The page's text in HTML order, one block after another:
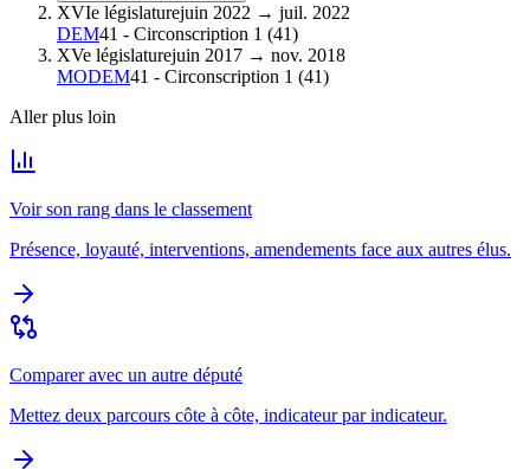
XVIe législaturejuin 2022 → juil. 2022
DEM41 - Circonscription 1 (41)
XVe législaturejuin 2017 → nov. 2018
MODEM41 - Circonscription 1 (41)
Aller plus loin
Voir son rang dans le classement
Présence, loyauté, interventions, amendements face aux autres élus.
Comparer avec un autre député
Mettez deux parcours côte à côte, indicateur par indicateur.